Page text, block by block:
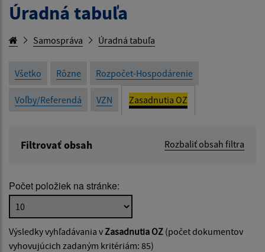
Úradná tabuľa
Samospráva Úradná tabuľa
Všetko Rôzne Rozpočet-Hospodárenie
Voľby/Referendá VZN Zasadnutia OZ
Filtrovať obsah Rozbaliť obsah filtra
Popis:
Dátum zverejnenia od:
Počet položiek na stránke:
Výsledky vyhľadávania v Zasadnutia OZ (počet dokumentov
vyhovujúcich zadaným kritériám: 85)